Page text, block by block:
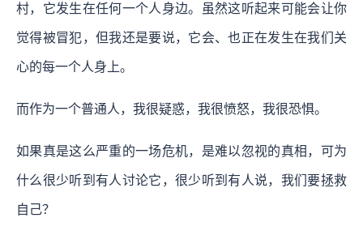
村，它发生在任何一个人身边。虽然这听起来可能会让你
觉得被冒犯，但我还是要说，它会、也正在发生在我们关
心的每一个人身上。
而作为一个普通人，我很疑惑，我很愤怒，我很恐惧。
如果真是这么严重的一场危机，是难以忽视的真相，可为
什么很少听到有人讨论它，很少听到有人说，我们要拯救
自己？